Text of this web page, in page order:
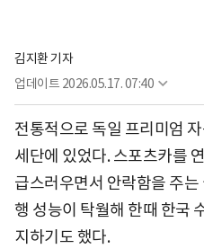
김지환 기자
업데이트 2026.05.17. 07:40
전통적으로 독일 프리미엄
세단에 있었다. 스포츠카를
급스러우면서 안락함을 주
행 성능이 탁월해 한때 한국
지하기도 했다.